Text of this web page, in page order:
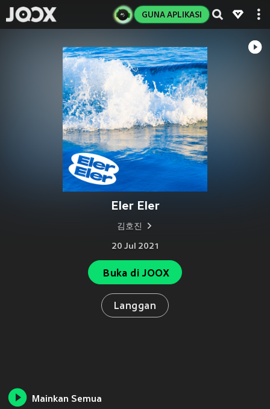
GUNA APLIKASI
Eler Eler
김호진
20 Jul 2021
Buka di JOOX
Langgan
Mainkan Semua